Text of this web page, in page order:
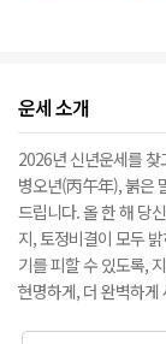
운세 소개
2026년 신년운세를
병오년(丙午年), 붉은
드립니다. 올 한 해 당
지, 토정비결이 모두
기를 피할 수 있도록,
현명하게, 더 완벽하게